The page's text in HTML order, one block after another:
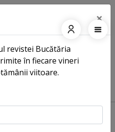
Etichete
×
revistei Bucătăria
în fiecare vineri
viitoare.